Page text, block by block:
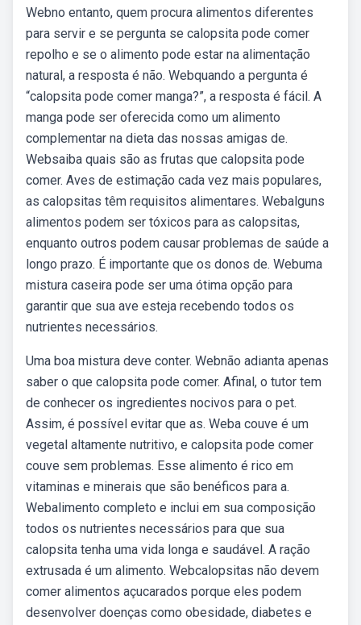
Webno entanto, quem procura alimentos diferentes
para servir e se pergunta se calopsita pode comer
repolho e se o alimento pode estar na alimentação
natural, a resposta é não. Webquando a pergunta é
“calopsita pode comer manga?”, a resposta é fácil. A
manga pode ser oferecida como um alimento
complementar na dieta das nossas amigas de.
Websaiba quais são as frutas que calopsita pode
comer. Aves de estimação cada vez mais populares,
as calopsitas têm requisitos alimentares. Webalguns
alimentos podem ser tóxicos para as calopsitas,
enquanto outros podem causar problemas de saúde a
longo prazo. É importante que os donos de. Webuma
mistura caseira pode ser uma ótima opção para
garantir que sua ave esteja recebendo todos os
nutrientes necessários.
Uma boa mistura deve conter. Webnão adianta apenas
saber o que calopsita pode comer. Afinal, o tutor tem
de conhecer os ingredientes nocivos para o pet.
Assim, é possível evitar que as. Weba couve é um
vegetal altamente nutritivo, e calopsita pode comer
couve sem problemas. Esse alimento é rico em
vitaminas e minerais que são benéficos para a.
Webalimento completo e inclui em sua composição
todos os nutrientes necessários para que sua
calopsita tenha uma vida longa e saudável. A ração
extrusada é um alimento. Webcalopsitas não devem
comer alimentos açucarados porque eles podem
desenvolver doenças como obesidade, diabetes e